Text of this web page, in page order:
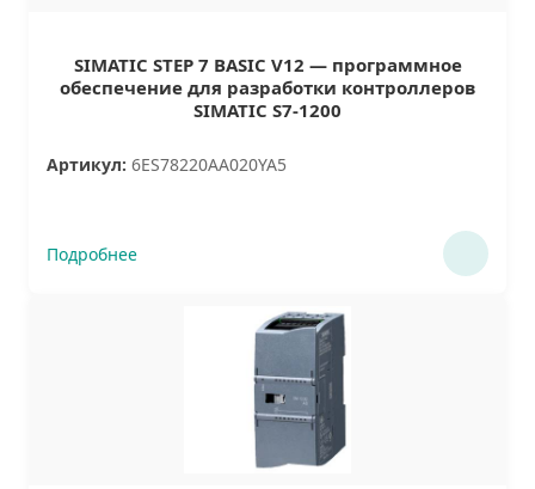
SIMATIC STEP 7 BASIC V12 — программное
обеспечение для разработки контроллеров
SIMATIC S7-1200
Артикул: 6ES78220AA020YA5
Подробнее